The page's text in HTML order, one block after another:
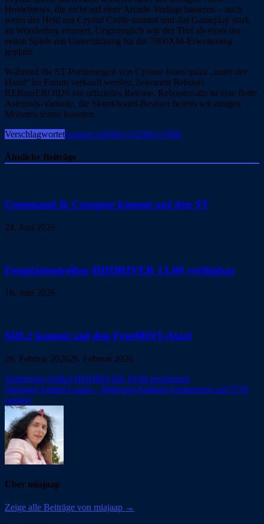
Homebrews, die nicht auf einer Arcade-Vorlage basieren – auch
wenn der Held aus Crystal Castle stammt und das Gameplay stark
an Wonderboy erinnert. Ursprünglich war der Titel als eines der
ersten Spiele mit Unterstützung für die 7800XM-Erweiterung
geplant.
Während die ST-Portierungen von Cyrano Jones quasi „unter der
Hand“ im Forum verkauft werden, bekommt Reboots
REBootEROIDS ein offizielles Release. Rebooteroids ist eine flotte
Asteroids-Variante, die Skunkboard-Besitzer bereits seit einigen
Monaten testen konnten.
Verschlagwortetjaguarvcs2600vcs5200vcs7800
Ähnliche Beiträge
Command & Conquer kommt auf den ST
24. Juni 2026
Festplattentreiber HDDRIVER 13.00 verfügbar
16. Juni 2026
SDL2 kommt auf den FreeMiNT-Atari
26. Februar 202626. Februar 2026
Beitragsnavigation
Vorheriger Artikel HDDRIVER 10.00 erschienen
Nächster Artikel Lopan – Mahjong-Solitaire-Umsetzung auf TOS
portiert
Über miajaap
Zeige alle Beiträge von miajaap →